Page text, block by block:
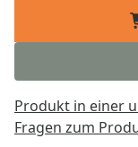
Produkt in einer
Fragen zum